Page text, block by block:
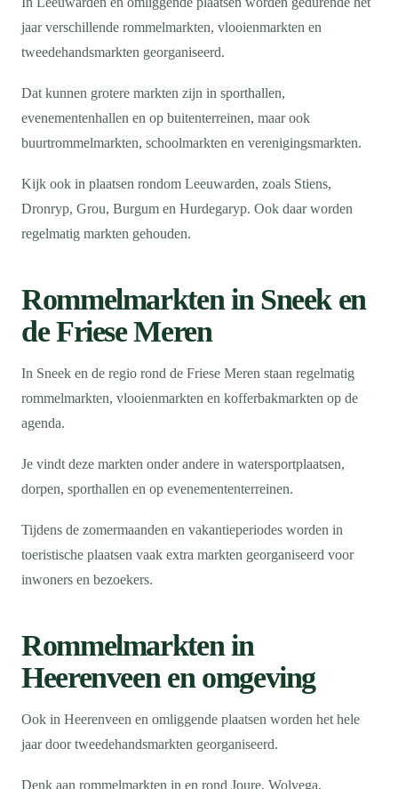
jaar verschillende rommelmarkten, vlooienmarkten en
tweedehandsmarkten georganiseerd.
Dat kunnen grotere markten zijn in sporthallen,
evenementenhallen en op buitenterreinen, maar ook
buurtrommelmarkten, schoolmarkten en verenigingsmarkten.
Kijk ook in plaatsen rondom Leeuwarden, zoals Stiens,
Dronryp, Grou, Burgum en Hurdegaryp. Ook daar worden
regelmatig markten gehouden.
Rommelmarkten in Sneek en
de Friese Meren
In Sneek en de regio rond de Friese Meren staan regelmatig
rommelmarkten, vlooienmarkten en kofferbakmarkten op de
agenda.
Je vindt deze markten onder andere in watersportplaatsen,
dorpen, sporthallen en op evenemententerreinen.
Tijdens de zomermaanden en vakantieperiodes worden in
toeristische plaatsen vaak extra markten georganiseerd voor
inwoners en bezoekers.
Rommelmarkten in
Heerenveen en omgeving
Ook in Heerenveen en omliggende plaatsen worden het hele
jaar door tweedehandsmarkten georganiseerd.
Denk aan rommelmarkten in en rond Joure, Wolvega,